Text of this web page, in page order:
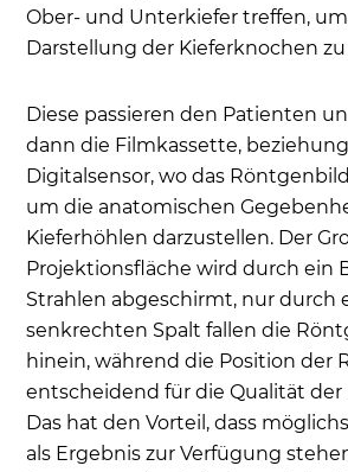
Ober- und Unterkiefer treffen,
Darstellung der Kieferknochen
Diese passieren den Patienten
dann die Filmkassette,
Digitalsensor, wo das
um die anatomischen
Kieferhöhlen darzustellen. Der
Projektionsfläche wird durch ein
Strahlen abgeschirmt, nur durch
senkrechten Spalt fallen die
hinein, während die Position der
entscheidend für die Qualität der
Das hat den Vorteil, dass
als Ergebnis zur Verfügung